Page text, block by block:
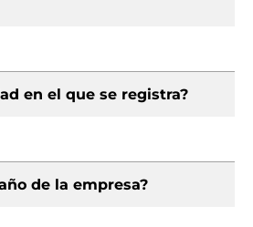
en el que se registra?
de la empresa?